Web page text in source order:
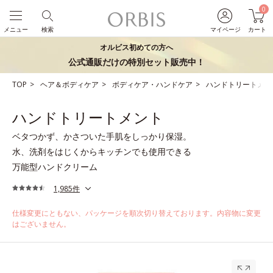
マイページ
0
カート
検索
メニュー
オルビス初めての方へ
公式通販だけの特別セット販売中！
TOP ヘア＆ボディケア ボディケア・ハンドケア ハンドトリートメ
ハンドトリートメント
ベタつかず、かさついた手肌をしっかり保湿。
水、洗剤をはじくからキッチンでも使用できる
万能型ハンドクリーム
1,985件
仕様変更にともない、パッケージを順次切り替えております。内容物に変更
はございません。